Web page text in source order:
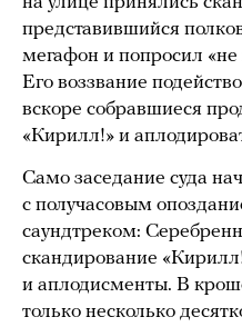
представившийся
мегафон и попросил «не
Его воззвание
вскоре собравшиеся
«Кирилл!» и
Само заседание суда
с получасовым
саундтреком:
скандирование
и аплодисменты. В
только несколько